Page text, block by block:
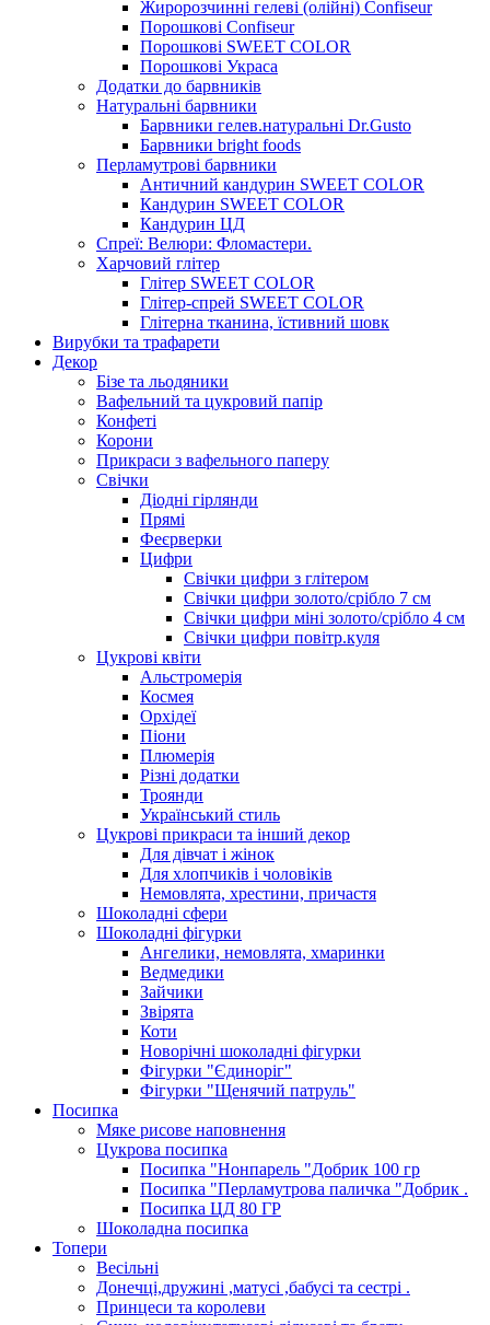
Жиророзчинні гелеві (олійні) Confiseur
Порошкові Confiseur
Порошкові SWEET COLOR
Порошкові Украса
Додатки до барвників
Натуральні барвники
Барвники гелев.натуральні Dr.Gusto
Барвники bright foods
Перламутрові барвники
Античний кандурин SWEET COLOR
Кандурин SWEET COLOR
Кандурин ЦД
Спреї: Велюри: Фломастери.
Харчовий глітер
Глітер SWEET COLOR
Глітер-спрей SWEET COLOR
Глітерна тканина, їстивний шовк
Вирубки та трафарети
Декор
Бізе та льодяники
Вафельний та цукровий папір
Конфеті
Корони
Прикраси з вафельного паперу
Свічки
Діодні гірлянди
Прямі
Феєрверки
Цифри
Свічки цифри з глітером
Свічки цифри золото/срібло 7 см
Свічки цифри міні золото/срібло 4 см
Свічки цифри повітр.куля
Цукрові квіти
Альстромерія
Космея
Орхідеї
Піони
Плюмерія
Різні додатки
Троянди
Український стиль
Цукрові прикраси та інший декор
Для дівчат і жінок
Для хлопчиків і чоловіків
Немовлята, хрестини, причастя
Шоколадні сфери
Шоколадні фігурки
Ангелики, немовлята, хмаринки
Ведмедики
Зайчики
Звірята
Коти
Новорічні шоколадні фігурки
Фігурки "Єдиноріг"
Фігурки "Щенячий патруль"
Посипка
Мяке рисове наповнення
Цукрова посипка
Посипка "Нонпарель "Добрик 100 гр
Посипка "Перламутрова паличка "Добрик .
Посипка ЦД 80 ГР
Шоколадна посипка
Топери
Весільні
Донечці,дружині ,матусі ,бабусі та сестрі .
Принцеси та королеви